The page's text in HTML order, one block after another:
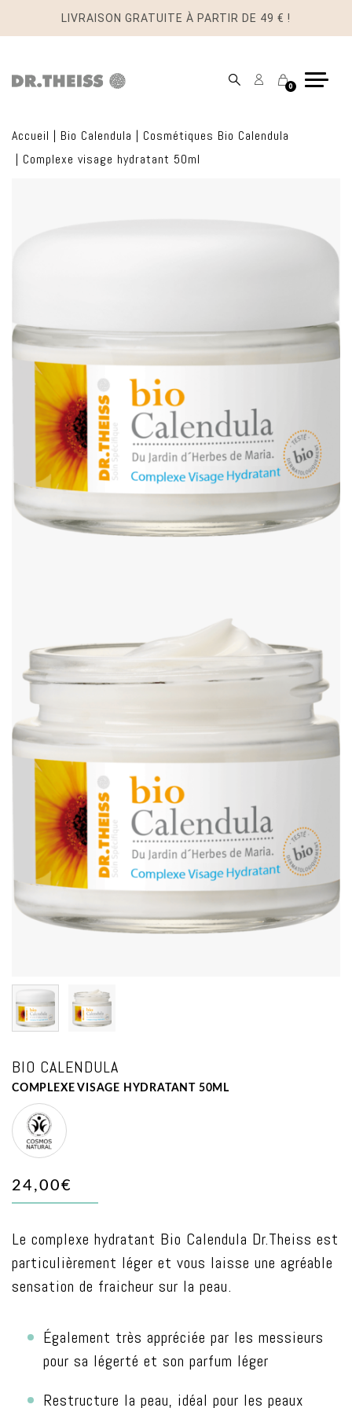
LIVRAISON GRATUITE À PARTIR DE 49 € !
MonPanier
0
Accueil | Bio Calendula | Cosmétiques Bio Calendula
| Complexe visage hydratant 50ml
BIO CALENDULA
COMPLEXE VISAGE HYDRATANT 50ML
BDIH
NATURAL
24,00€
Le complexe hydratant Bio Calendula Dr.Theiss est
particulièrement léger et vous laisse une agréable
sensation de fraicheur sur la peau.
Également très appréciée par les messieurs
pour sa légerté et son parfum léger
Restructure la peau, idéal pour les peaux